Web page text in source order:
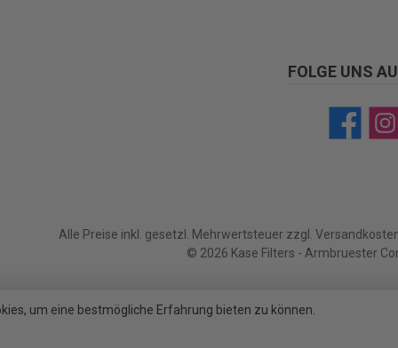
FOLGE UNS
Facebook
Alle Preise inkl. gesetzl. Mehrwertsteuer zzgl.
© 2026 Kase Filters - Armbruester
um eine bestmögliche Erfahrung bieten zu können.